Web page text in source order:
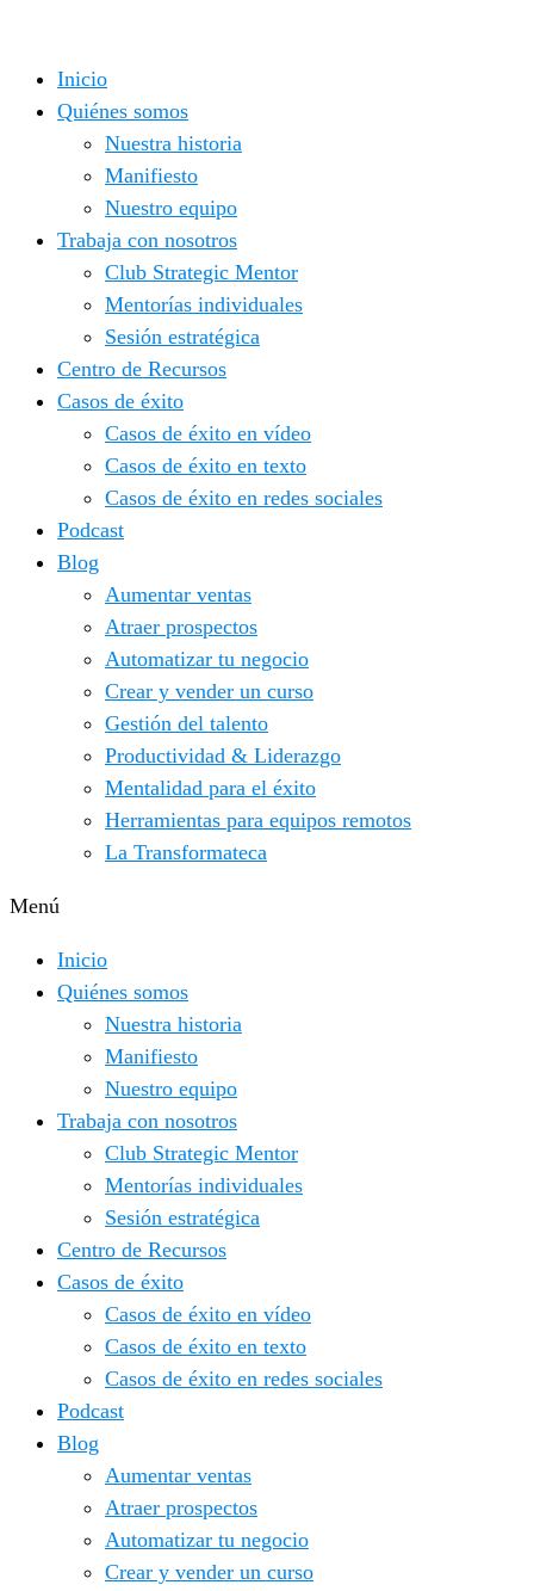
contenido
Inicio
Quiénes somos
Nuestra historia
Manifiesto
Nuestro equipo
Trabaja con nosotros
Club Strategic Mentor
Mentorías individuales
Sesión estratégica
Centro de Recursos
Casos de éxito
Casos de éxito en vídeo
Casos de éxito en texto
Casos de éxito en redes sociales
Podcast
Blog
Aumentar ventas
Atraer prospectos
Automatizar tu negocio
Crear y vender un curso
Gestión del talento
Productividad & Liderazgo
Mentalidad para el éxito
Herramientas para equipos remotos
La Transformateca
Menú
Inicio
Quiénes somos
Nuestra historia
Manifiesto
Nuestro equipo
Trabaja con nosotros
Club Strategic Mentor
Mentorías individuales
Sesión estratégica
Centro de Recursos
Casos de éxito
Casos de éxito en vídeo
Casos de éxito en texto
Casos de éxito en redes sociales
Podcast
Blog
Aumentar ventas
Atraer prospectos
Automatizar tu negocio
Crear y vender un curso